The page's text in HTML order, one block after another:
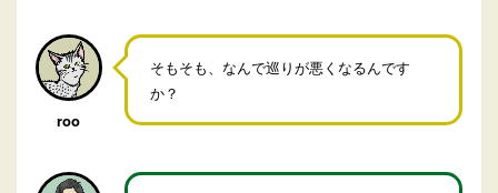
roo
そもそも、なんで巡りが悪くなるんです
か？